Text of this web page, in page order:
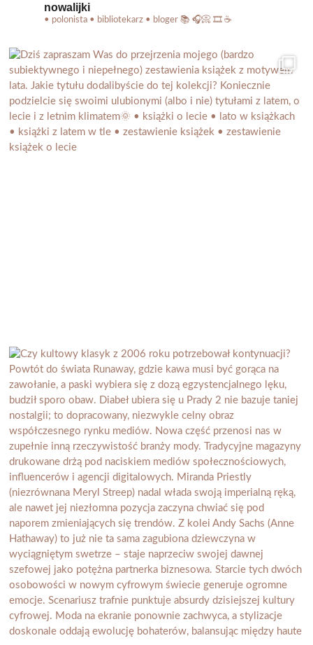
nowalijki
• polonista • bibliotekarz • bloger 📚 🎧📀 🎞️ ☕️